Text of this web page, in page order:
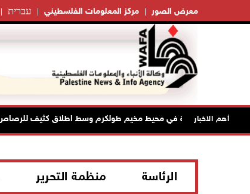
עברית مركز المعلومات الفلسطيني معرض الصور
أهم الاخبار
حواجز طيارة في محيط مخيم طولكرم وسط اطلاق كثيف للرصاص
الرئاسة منظمة التحرير